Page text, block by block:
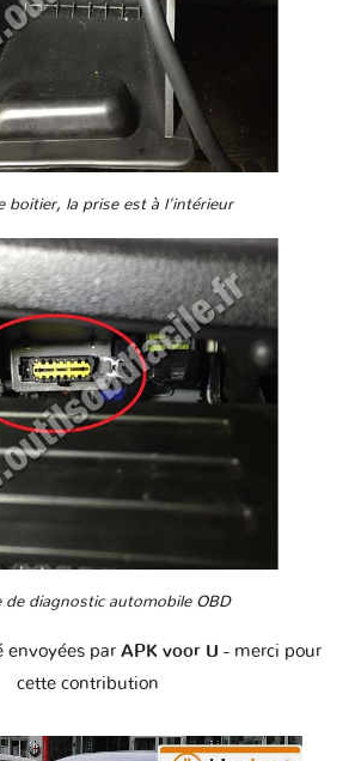
boitier, la prise est à l'intérieur
de diagnostic automobile OBD
envoyées par APK voor U - merci pour
cette contribution